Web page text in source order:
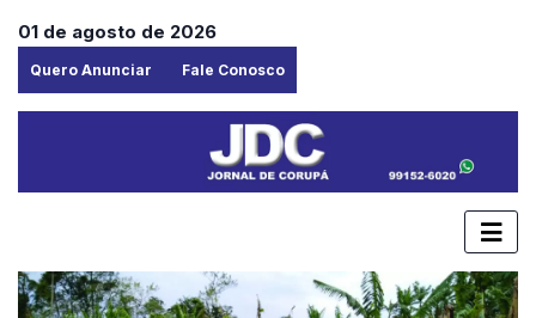
01 de agosto de 2026
Quero Anunciar Fale Conosco